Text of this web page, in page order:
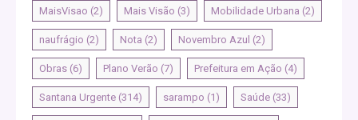
MaisVisao (2) Mais Visão (3) Mobilidade Urbana (2)
naufrágio (2) Nota (2) Novembro Azul (2)
Obras (6) Plano Verão (7) Prefeitura em Ação (4)
Santana Urgente (314) sarampo (1) Saúde (33)